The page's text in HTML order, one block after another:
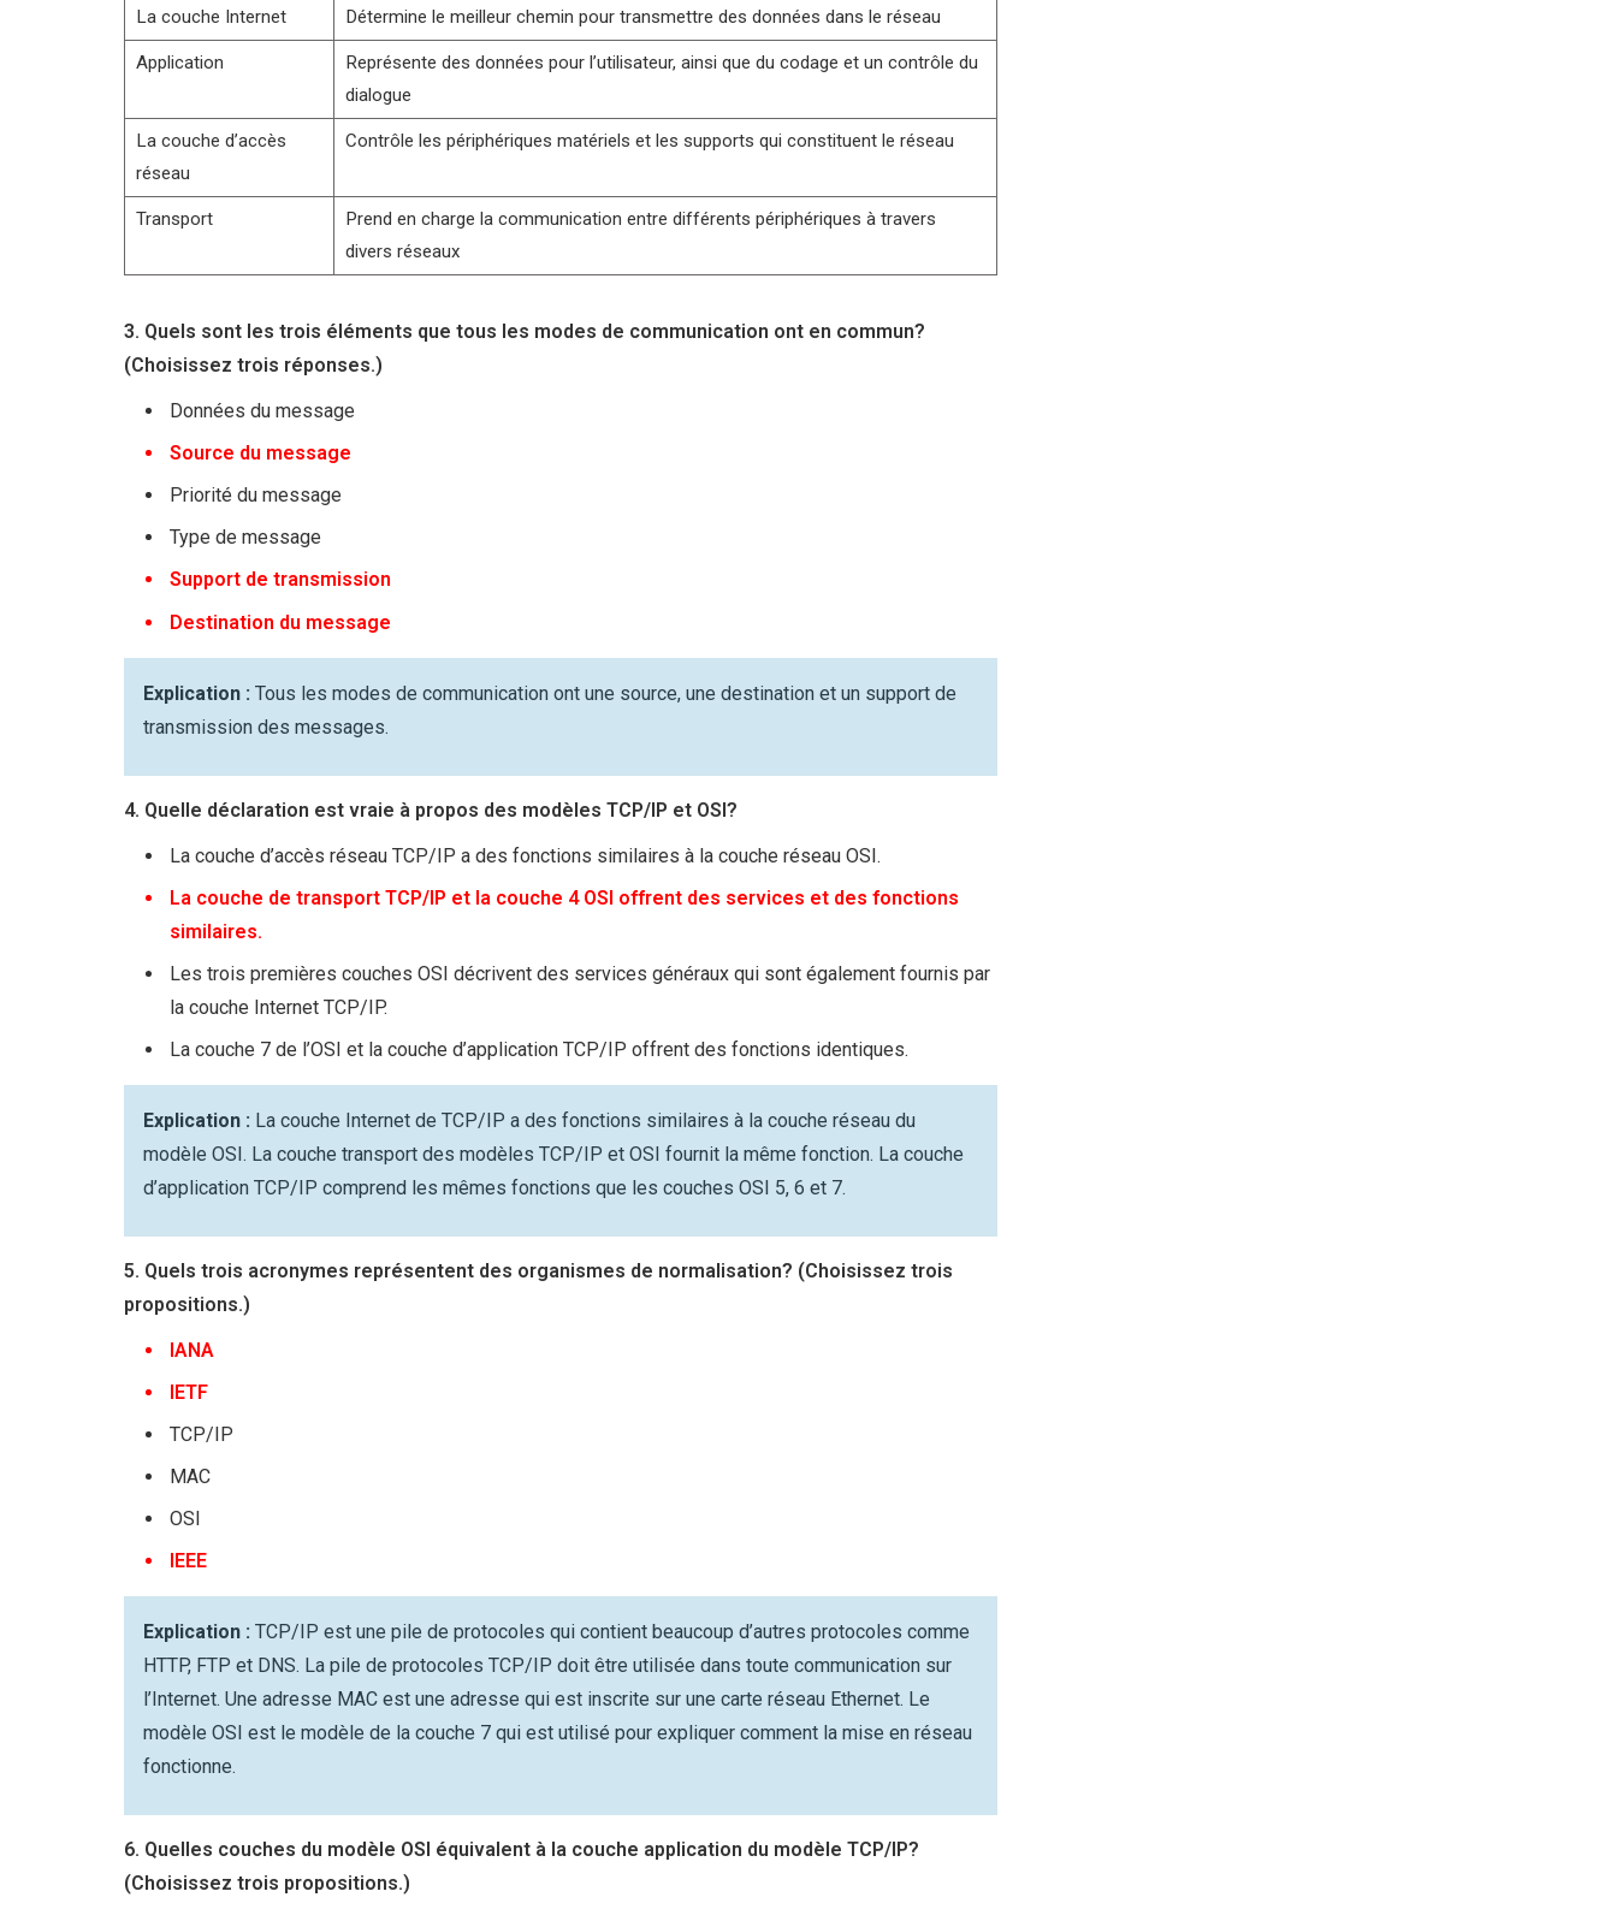
La couche Internet Détermine le meilleur chemin pour transmettre des données dans le réseau
Application
Représente des données pour l’utilisateur, ainsi que du codage et un contrôle du
dialogue
La couche d’accès
réseau
Contrôle les périphériques matériels et les supports qui constituent le réseau
Transport
Prend en charge la communication entre différents périphériques à travers
divers réseaux
3. Quels sont les trois éléments que tous les modes de communication ont en commun?
(Choisissez trois réponses.)
Données du message
Source du message
Priorité du message
Type de message
Support de transmission
Destination du message
Explication : Tous les modes de communication ont une source, une destination et un support de
transmission des messages.
4. Quelle déclaration est vraie à propos des modèles TCP/IP et OSI?
La couche d’accès réseau TCP/IP a des fonctions similaires à la couche réseau OSI.​
La couche de transport TCP/IP et la couche 4 OSI offrent des services et des fonctions
similaires.​
Les trois premières couches OSI décrivent des services généraux qui sont également fournis par
la couche Internet TCP/IP.​
La couche 7 de l’OSI et la couche d’application TCP/IP offrent des fonctions identiques.
Explication : La couche Internet de TCP/IP a des fonctions similaires à la couche réseau du
modèle OSI. La couche transport des modèles TCP/IP et OSI fournit la même fonction. La couche
d’application TCP/IP comprend les mêmes fonctions que les couches OSI 5, 6 et 7.
5. Quels trois acronymes représentent des organismes de normalisation? (Choisissez trois
propositions.)
IANA
IETF
TCP/IP
MAC
OSI
IEEE
Explication : TCP/IP est une pile de protocoles qui contient beaucoup d’autres protocoles comme
HTTP, FTP et DNS. La pile de protocoles TCP/IP doit être utilisée dans toute communication sur
l’Internet. Une adresse MAC est une adresse qui est inscrite sur une carte réseau Ethernet. Le
modèle OSI est le modèle de la couche 7 qui est utilisé pour expliquer comment la mise en réseau
fonctionne.
6. Quelles couches du modèle OSI équivalent à la couche application du modèle TCP/IP?
(Choisissez trois propositions.)